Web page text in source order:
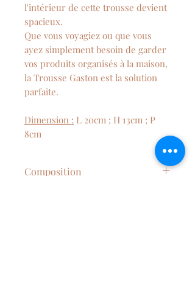
l'intérieur de cette trousse devient
spacieux.
Que vous voyagiez ou que vous
ayez simplement besoin de garder
vos produits organisés à la maison,
la Trousse Gaston est la solution
parfaite.
Dimension : L 20cm ; H 13cm ; P
8cm
Composition